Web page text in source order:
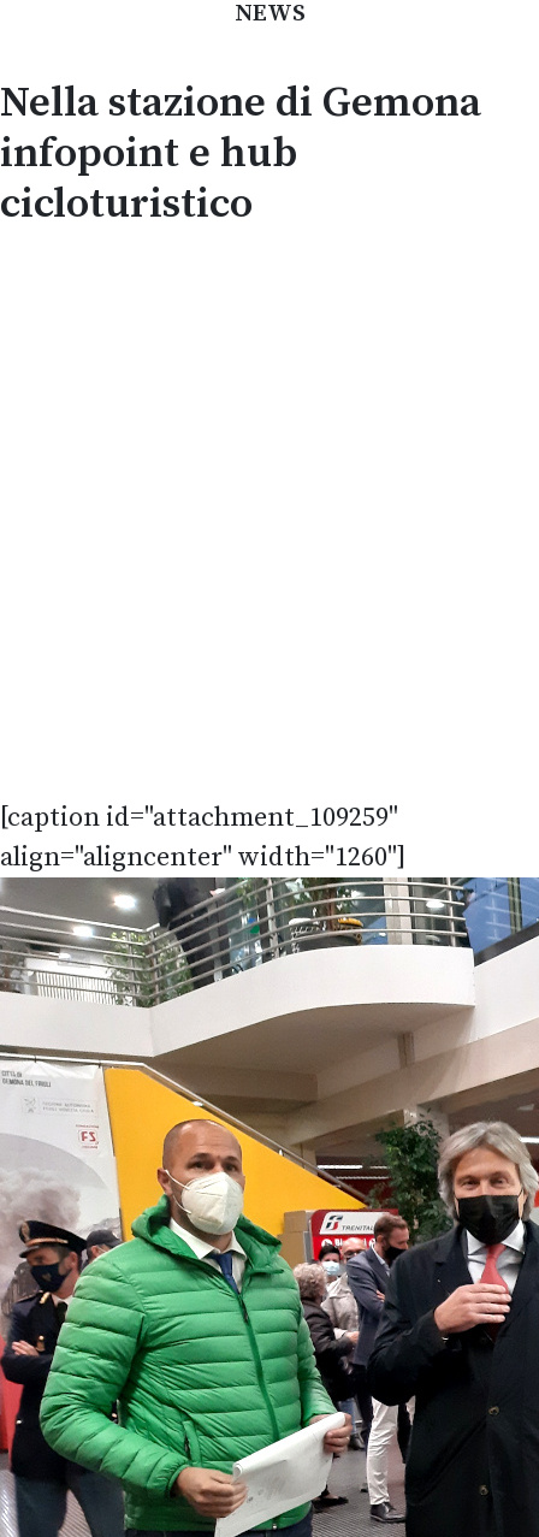
NEWS
Nella stazione di Gemona
infopoint e hub
cicloturistico
[caption id="attachment_109259"
align="aligncenter" width="1260"]